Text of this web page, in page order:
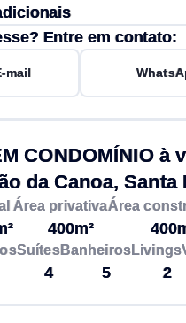
Entre em contato:
mail
CONDOMÍNIO à
da Canoa, Santa
Área privativa
400m²
Área
Suítes
4
Banheiros
5
Livings
2